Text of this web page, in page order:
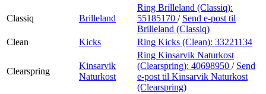
Classiq Brilleland
Ring Brilleland (Classiq):
55185170 / Send e-post til
Brilleland (Classiq)
Clean
Kicks Ring Kicks (Clean): 33221134
Clearspring
Kinsarvik
Naturkost
Ring Kinsarvik Naturkost
(Clearspring): 40698950 / Send
e-post til Kinsarvik Naturkost
(Clearspring)